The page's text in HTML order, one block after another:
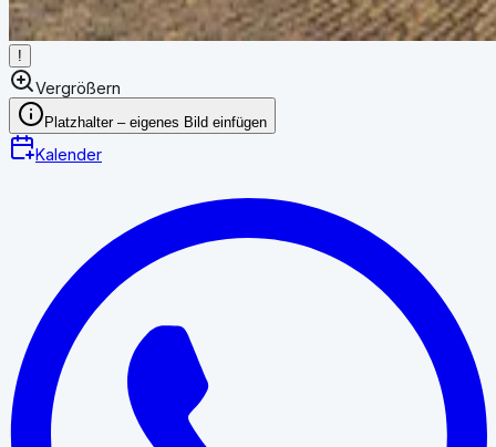
!
Vergrößern
Platzhalter – eigenes Bild einfügen
Kalender